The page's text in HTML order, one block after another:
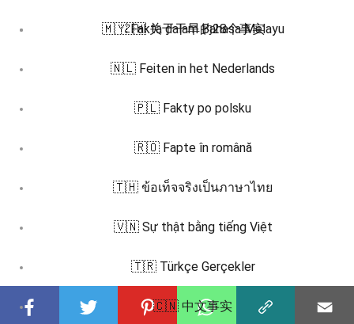
🇿🇭 关于干旱的28个事实
🇲🇾 Fakta dalam Bahasa Melayu
🇳🇱 Feiten in het Nederlands
🇵🇱 Fakty po polsku
🇷🇴 Fapte în română
🇹🇭 ข้อเท็จจริงเป็นภาษาไทย
🇻🇳 Sự thật bằng tiếng Việt
🇹🇷 Türkçe Gerçekler
🇨🇳 中文事实